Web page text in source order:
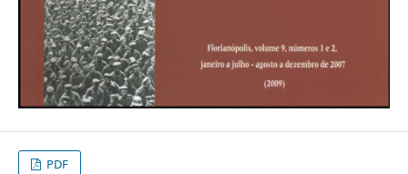
PDF